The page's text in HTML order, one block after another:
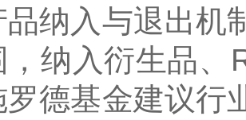
品纳入与退出机
，纳入衍生品、
罗德基金建议行